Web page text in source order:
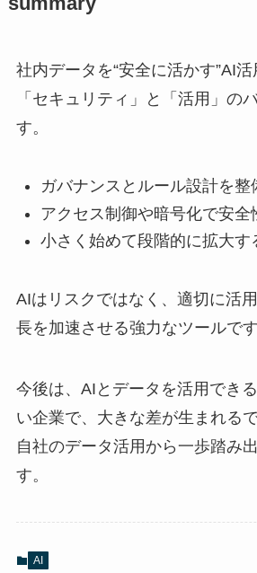
社内データを“安全に活かす”AI活
「セキュリティ」と「活用」の
す。
ガバナンスとルール設計を整
アクセス制御や暗号化で安全
小さく始めて段階的に拡大す
AIはリスクではなく、適切に活
長を加速させる強力なツールです
今後は、AIとデータを活用でき
い企業で、大きな差が生まれる
自社のデータ活用から一歩踏み
す。
AI